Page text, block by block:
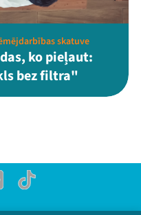
skatuve
ko pieļaut:
bez filtra"
TikTok